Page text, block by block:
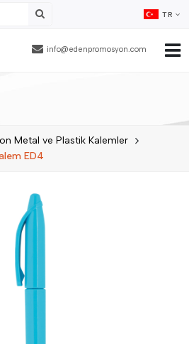
info@edenpromosyon.com
TR
Metal ve Plastik Kalemler
ED4